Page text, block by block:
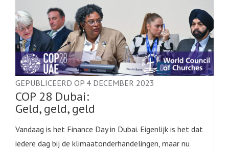
GEPUBLICEERD OP 4 DECEMBER 2023
COP 28 Dubai:
Geld, geld, geld
Vandaag is het Finance Day in Dubai. Eigenlijk is het dat
iedere dag bij de klimaatonderhandelingen, maar nu